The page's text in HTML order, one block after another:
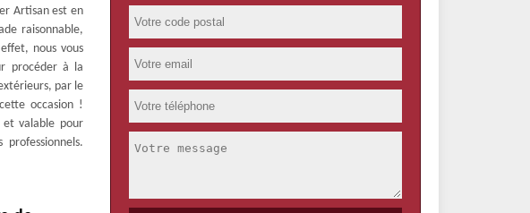
Artisan est en
raisonnable,
nous vous
procéder à la
par le
occasion !
valable pour